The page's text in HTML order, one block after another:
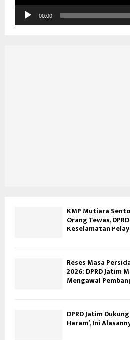
i
e
00:00
KMP Mutiara
Orang Tewas,
Keselamatan
Reses Masa
2026: DPRD Jatim
Mengawal
DPRD Jatim
Haram’, Ini